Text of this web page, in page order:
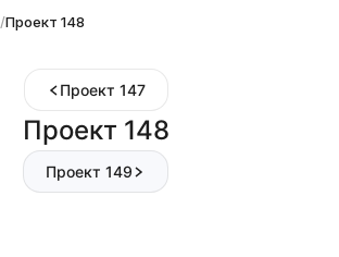
/Проект 148
Проект 147
Проект 148
Проект 149